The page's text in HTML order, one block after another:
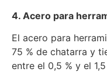
4. Acero para
El acero para
75 % de chatarra y
entre el 0,5 % y el